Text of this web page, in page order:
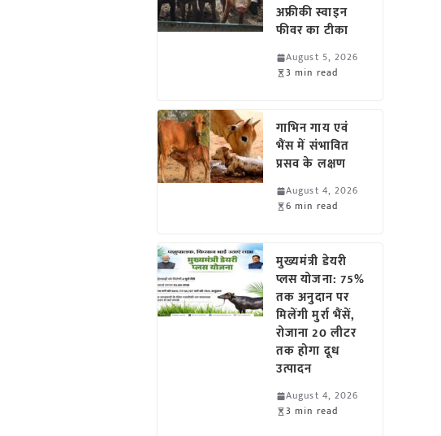
अफ्रीकी स्वाइन
फीवर का टीका
August 5, 2026
3 min read
गाभिन गाय एवं
भैंस में संभावित
प्रसव के लक्षण
August 4, 2026
6 min read
मुख्यमंत्री डेयरी
प्लस योजना: 75%
तक अनुदान पर
मिलेंगी मुर्रा भैंसें,
रोजाना 20 लीटर
तक होगा दूध
उत्पादन
August 4, 2026
3 min read